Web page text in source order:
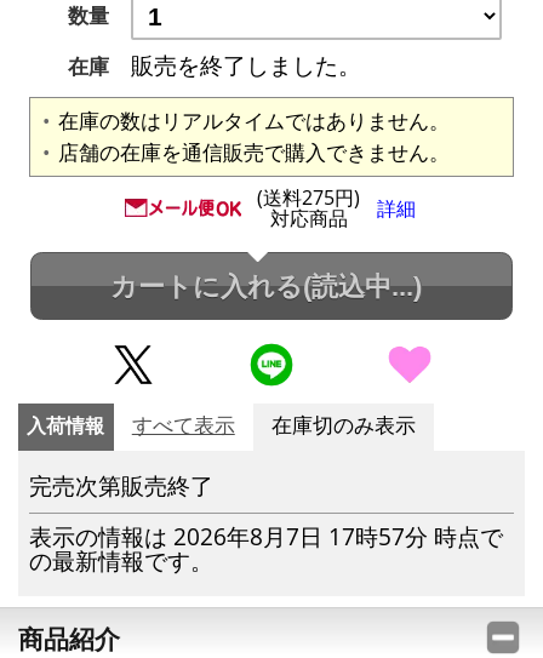
数量
在庫
販売を終了しました。
在庫の数はリアルタイムではありません。
店舗の在庫を通信販売で購入できません。
(送料275円)
対応商品 詳細
カートに入れる(読込中...)
入荷情報 すべて表示 在庫切のみ表示
完売次第販売終了
表示の情報は 2026年8月7日 17時57分 時点で
の最新情報です。
商品紹介